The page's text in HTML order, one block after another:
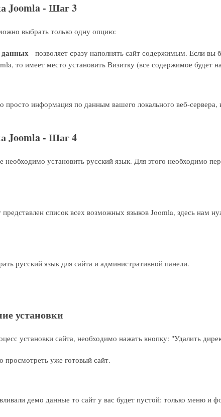
Joomla - Шаг 3
выбрать только одну опцию:
данных - позволяет сразу наполнять сайт содержимым. Если вы
то имеет место установить Визитку (все содержимое будет
просто информация по данным вашего локального веб-
Joomla - Шаг 4
необходимо установить русский язык. Для этого необходимо
представлен список всех возможных языков Joomla, здесь нам
русский язык для сайта и административной панели.
установки
установки сайта, необходимо нажать кнопку: "Удалить
просмотреть уже готовый сайт.
демо данные то сайт у вас будет пустой: только меню и